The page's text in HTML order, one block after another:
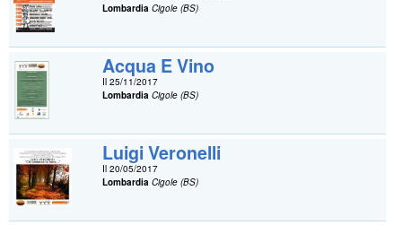
Lombardia Cigole (BS)
Acqua E Vino
Il 25/11/2017
Lombardia Cigole (BS)
Luigi Veronelli
Il 20/05/2017
Lombardia Cigole (BS)